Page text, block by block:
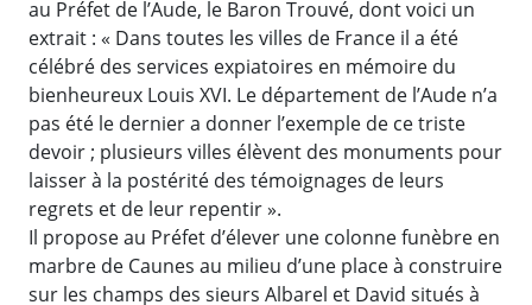
au Préfet de l’Aude, le Baron Trouvé, dont voici un
extrait : « Dans toutes les villes de France il a été
célébré des services expiatoires en mémoire du
bienheureux Louis XVI. Le département de l’Aude n’a
pas été le dernier a donner l’exemple de ce triste
devoir ; plusieurs villes élèvent des monuments pour
laisser à la postérité des témoignages de leurs
regrets et de leur repentir ».
Il propose au Préfet d’élever une colonne funèbre en
marbre de Caunes au milieu d’une place à construire
sur les champs des sieurs Albarel et David situés à